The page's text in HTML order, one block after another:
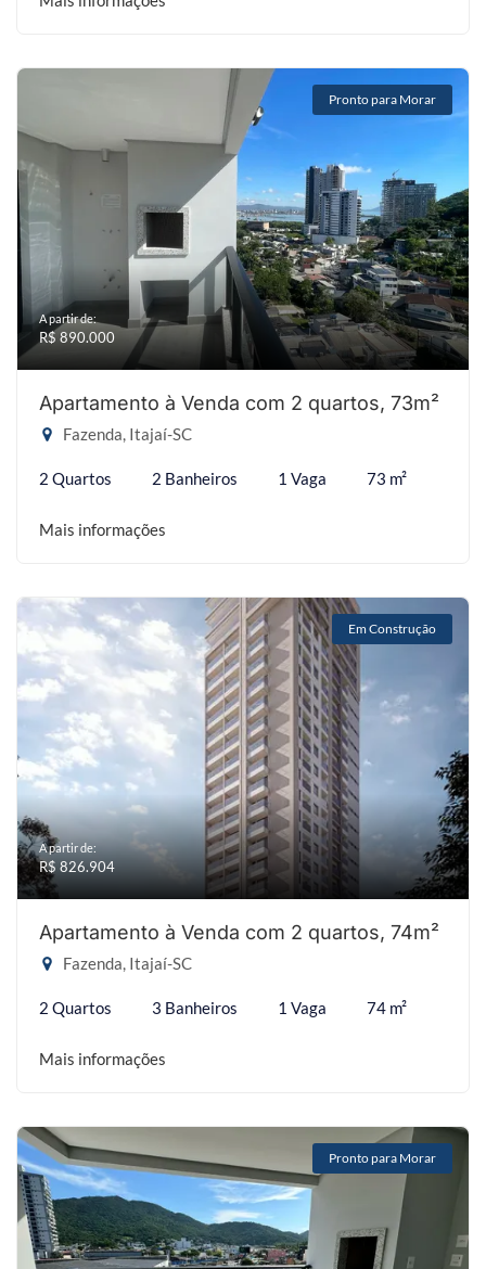
Pronto para Morar
A partir de:
R$ 890.000
Apartamento à Venda com 2 quartos, 73m²
Fazenda, Itajaí-SC
2 Quartos 2 Banheiros 1 Vaga 73 m²
Mais informações
Em Construção
A partir de:
R$ 826.904
Apartamento à Venda com 2 quartos, 74m²
Fazenda, Itajaí-SC
2 Quartos 3 Banheiros 1 Vaga 74 m²
Mais informações
Pronto para Morar